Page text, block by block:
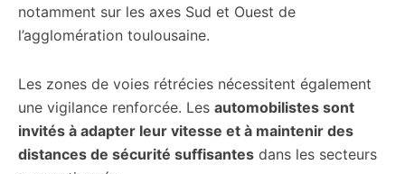
notamment sur les axes Sud et Ouest de
l’agglomération toulousaine.
Les zones de voies rétrécies nécessitent également
une vigilance renforcée. Les automobilistes sont
invités à adapter leur vitesse et à maintenir des
distances de sécurité suffisantes dans les secteurs